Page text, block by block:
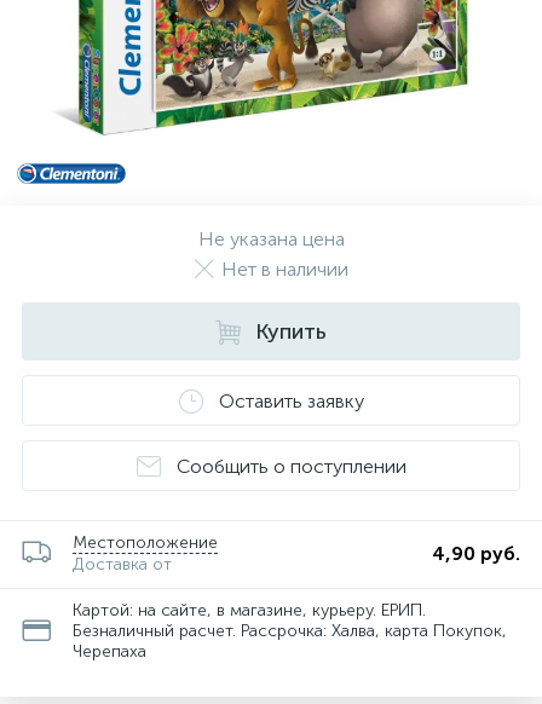
Не указана цена
Нет в наличии
Купить
Оставить заявку
Сообщить о поступлении
Местоположение
Доставка от
4,90 руб.
Картой: на сайте, в магазине, курьеру. ЕРИП.
Безналичный расчет. Рассрочка: Халва, карта Покупок,
Черепаха